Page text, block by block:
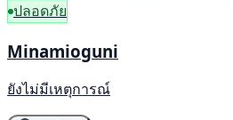
ปลอดภัย
Minamioguni
ยังไม่มีเหตุการณ์